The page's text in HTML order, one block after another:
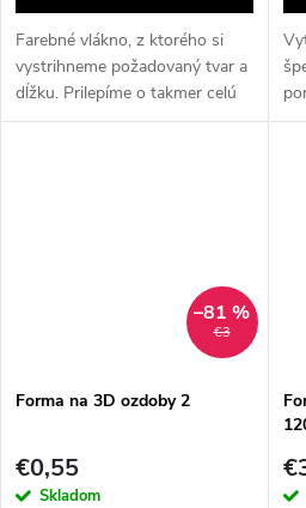
Farebné vlákno, z ktorého si
vystrihneme požadovaný tvar a
dĺžku. Prilepíme o takmer celú
plochu prirodzeného nechta.
€3
–81 %
Forma na 3D ozdoby 2
€0,55
Skladom